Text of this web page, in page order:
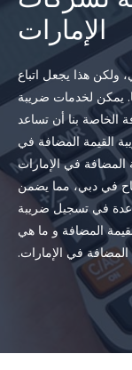
الإمارات
ولكن هذا يجعل اتباع
يمكن لخدمات ضريبة
الخاصة بنا أن تساعد
القيمة المضافة في
المضافة في الإمارات
في دبي، مما يضمن
في تسجيل ضريبة
المضافة و ما هي
المضافة في الإمارات.